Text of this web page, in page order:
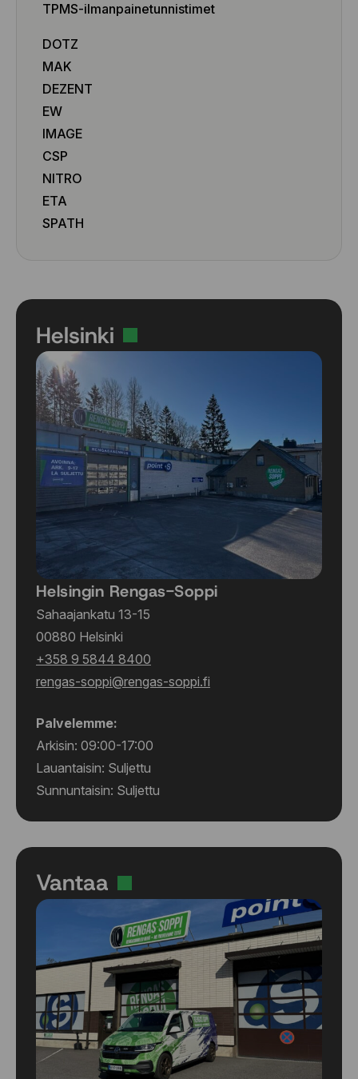
TPMS-ilmanpainetunnistimet
DOTZ
MAK
DEZENT
EW
IMAGE
CSP
NITRO
ETA
SPATH
Helsinki
Helsingin Rengas-Soppi
Sahaajankatu 13-15
00880 Helsinki
+358 9 5844 8400
rengas-soppi@rengas-soppi.fi
Palvelemme:
Arkisin: 09:00-17:00
Lauantaisin: Suljettu
Sunnuntaisin: Suljettu
Vantaa